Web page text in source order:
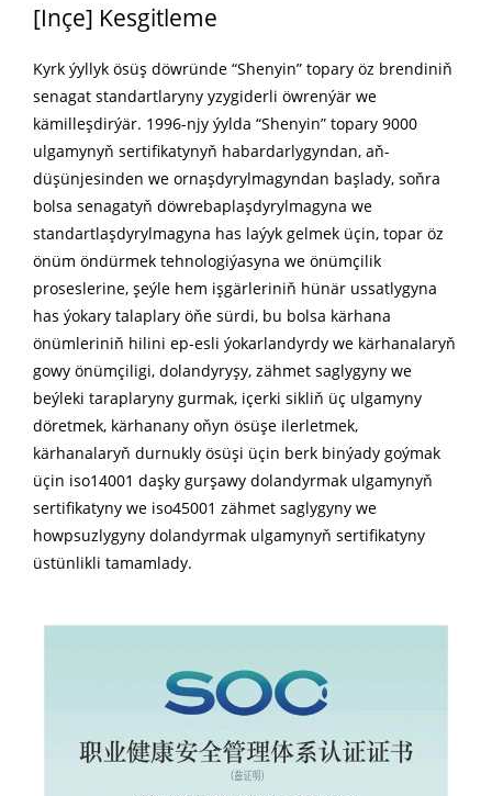
[Inçe] Kesgitleme
Kyrk ýyllyk ösüş döwründe “Shenyin” topary öz brendiniň
senagat standartlaryny yzygiderli öwrenýär we
kämilleşdirýär. 1996-njy ýylda “Shenyin” topary 9000
ulgamynyň sertifikatynyň habardarlygyndan, aň-
düşünjesinden we ornaşdyrylmagyndan başlady, soňra
bolsa senagatyň döwrebaplaşdyrylmagyna we
standartlaşdyrylmagyna has laýyk gelmek üçin, topar öz
önüm öndürmek tehnologiýasyna we önümçilik
proseslerine, şeýle hem işgärleriniň hünär ussatlygyna
has ýokary talaplary öňe sürdi, bu bolsa kärhana
önümleriniň hilini ep-esli ýokarlandyrdy we kärhanalaryň
gowy önümçiligi, dolandyryşy, zähmet saglygyny we
beýleki taraplaryny gurmak, içerki sikliň üç ulgamyny
döretmek, kärhanany oňyn ösüşe ilerletmek,
kärhanalaryň durnukly ösüşi üçin berk binýady goýmak
üçin iso14001 daşky gurşawy dolandyrmak ulgamynyň
sertifikatyny we iso45001 zähmet saglygyny we
howpsuzlygyny dolandyrmak ulgamynyň sertifikatyny
üstünlikli tamamlady.